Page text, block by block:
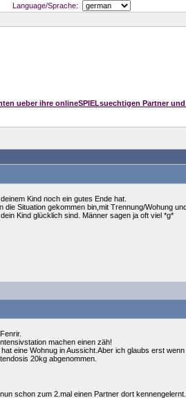
Language/Sprache:
ueber ihre onlineSPIELsuechtigen Partner
Kind noch ein gutes Ende hat.
Situation gekommen bin,mit Trennung/Wohung
Kind glücklich sind. Männer sagen ja oft viel *g*
machen einen zäh!
eine Wohnug in Aussicht.Aber ich glaubs erst
20kg abgenommen.
schon zum 2.mal einen Partner dort